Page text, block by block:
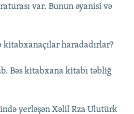
var. Bunun əyanisi və
kitabxanaçılar haradadırlar?
Bəs kitabxana kitabı təbliğ
yerləşən Xəlil Rza Ulutürk